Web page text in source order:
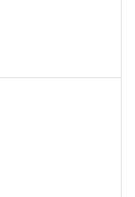
гриль,
ручной режим